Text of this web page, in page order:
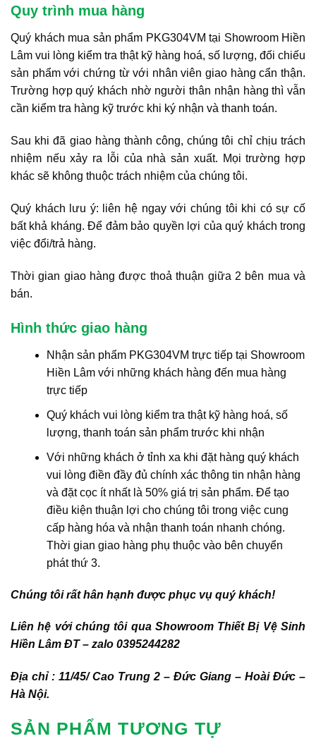
Quy trình mua hàng
Quý khách mua sản phẩm PKG304VM tại Showroom Hiền
Lâm vui lòng kiểm tra thật kỹ hàng hoá, số lượng, đối chiếu
sản phẩm với chứng từ với nhân viên giao hàng cẩn thận.
Trường hợp quý khách nhờ người thân nhận hàng thì vẫn
cần kiểm tra hàng kỹ trước khi ký nhận và thanh toán.
Sau khi đã giao hàng thành công, chúng tôi chỉ chịu trách
nhiệm nếu xảy ra lỗi của nhà sản xuất. Mọi trường hợp
khác sẽ không thuộc trách nhiệm của chúng tôi.
Quý khách lưu ý: liên hệ ngay với chúng tôi khi có sự cố
bất khả kháng. Để đảm bảo quyền lợi của quý khách trong
việc đổi/trả hàng.
Thời gian giao hàng được thoả thuận giữa 2 bên mua và
bán.
Hình thức giao hàng
Nhận sản phẩm PKG304VM trực tiếp tại Showroom
Hiền Lâm với những khách hàng đến mua hàng
trực tiếp
Quý khách vui lòng kiểm tra thật kỹ hàng hoá, số
lượng, thanh toán sản phẩm trước khi nhận
Với những khách ở tỉnh xa khi đặt hàng quý khách
vui lòng điền đầy đủ chính xác thông tin nhận hàng
và đặt cọc ít nhất là 50% giá trị sản phẩm. Để tạo
điều kiện thuận lợi cho chúng tôi trong việc cung
cấp hàng hóa và nhận thanh toán nhanh chóng.
Thời gian giao hàng phụ thuộc vào bên chuyển
phát thứ 3.
Chúng tôi rất hân hạnh được phục vụ quý khách!
Liên hệ với chúng tôi qua Showroom Thiết Bị Vệ Sinh
Hiền Lâm ĐT – zalo 0395244282
Địa chỉ : 11/45/ Cao Trung 2 – Đức Giang – Hoài Đức –
Hà Nội.
SẢN PHẨM TƯƠNG TỰ